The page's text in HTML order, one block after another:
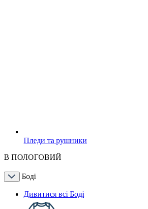
Пледи та рушники
В ПОЛОГОВИЙ
Боді
Дивитися всі Боді